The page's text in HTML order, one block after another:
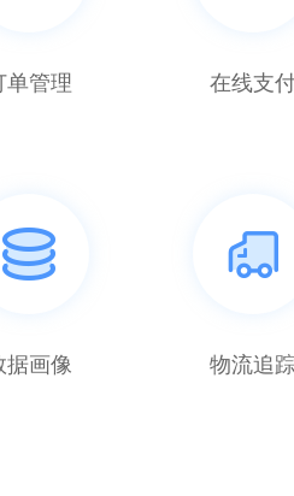
单管理 在线支
据画像 物流追